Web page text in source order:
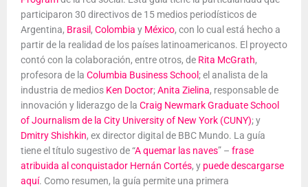
participaron 30 directivos de 15 medios periodísticos de
Argentina, Brasil , Colombia y México, con lo cual está hecho a
partir de la realidad de los países latinoamericanos. El proyecto
contó con la colaboración, entre otros, de Rita McGrath,
profesora de la Columbia Business School ; el analista de la
industria de medios Ken Doctor;Anita Zielina, responsable de
innovación y liderazgo de la Craig Newmark Graduate School
of Journalism de la City University of New York (CUNY); y
Dmitry Shishkin, ex director digital de BBC Mundo. La guía
tiene el título sugestivo de “A quemar las naves” – frase
atribuida al conquistador Hernán Cortés, y puede descargarse
aquí. Como resumen, la guía permite una primera